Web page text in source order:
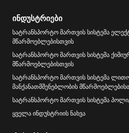
ინდუსტრიები
სატრანსპორტო მართვის სისტემა
მწარმოებლებისთვის
სატრანსპორტო მართვის სისტემა
მწარმოებლებისთვის
სატრანსპორტო მართვის სისტემა
მანქანათმშენებლობის
სატრანსპორტო მართვის სისტემა
ყველა ინდუსტრიის ნახვა